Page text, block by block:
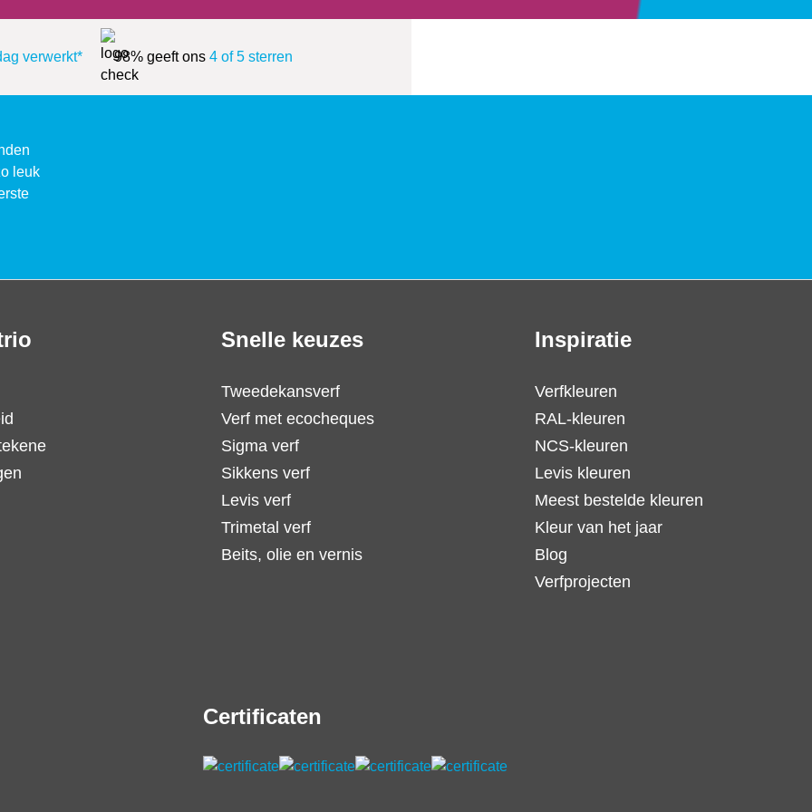
verwerkt* 98% geeft ons 4 of 5 sterren
leuk
Snelle keuzes
Tweedekansverf
Verf met ecocheques
Sigma verf
Sikkens verf
Levis verf
Trimetal verf
Beits, olie en vernis
Inspiratie
Verfkleuren
RAL-kleuren
NCS-kleuren
Levis kleuren
Meest bestelde kleuren
Kleur van het jaar
Blog
Verfprojecten
Certificaten